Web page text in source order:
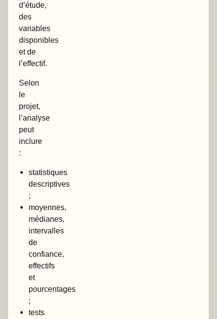
d’étude,
des
variables
disponibles
et de
l’effectif.
Selon
le
projet,
l’analyse
peut
inclure
:
statistiques
descriptives
;
moyennes,
médianes,
intervalles
de
confiance,
effectifs
et
pourcentages
;
tests